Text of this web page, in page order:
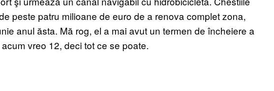
peste patru milioane de euro de a renova complet zona,
anul ăsta. Mă rog, el a mai avut un termen de încheiere a
vreo 12, deci tot ce se poate.